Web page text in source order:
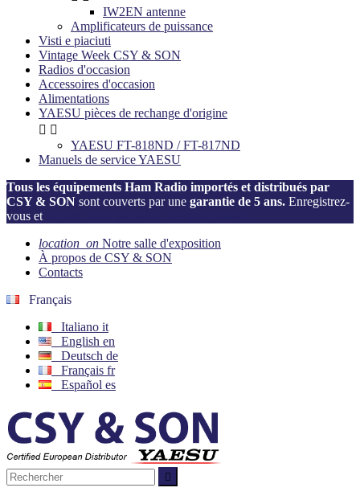
IW2EN antenne
Amplificateurs de puissance
Visti e piaciuti
Vintage Week CSY & SON
Radios d'occasion
Accessoires d'occasion
Alimentations
YAESU pièces de rechange d'origine
 
YAESU FT-818ND / FT-817ND
Manuels de service YAESU
Tous les équipements Ham Radio importés et distribués par
CSY & SON sont couverts par une garantie de 5 ans. Enregistrez-
vous et
location_on Notre salle d'exposition
À propos de CSY & SON
Contacts
Français
Italiano it
English en
Deutsch de
Français fr
Español es
